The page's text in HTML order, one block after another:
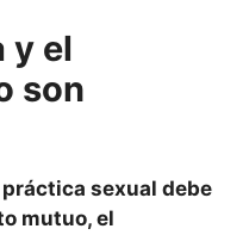
y el
son
sexual debe
mutuo, el